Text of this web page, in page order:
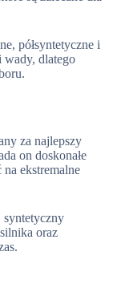
półsyntetyczne i
wady, dlatego
za najlepszy
on doskonałe
na ekstremalne
oraz